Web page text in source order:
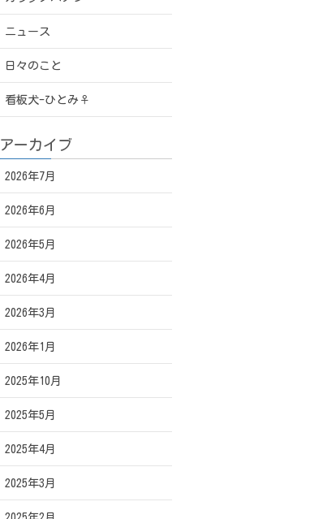
ニュース
日々のこと
看板犬-ひとみ♀
アーカイブ
2026年7月
2026年6月
2026年5月
2026年4月
2026年3月
2026年1月
2025年10月
2025年5月
2025年4月
2025年3月